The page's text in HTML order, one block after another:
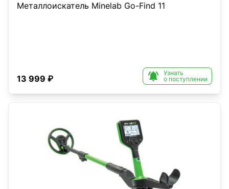
Металлоискатель Minelab Go-Find 11
13 999 ₽ 
Узнать
о поступлении